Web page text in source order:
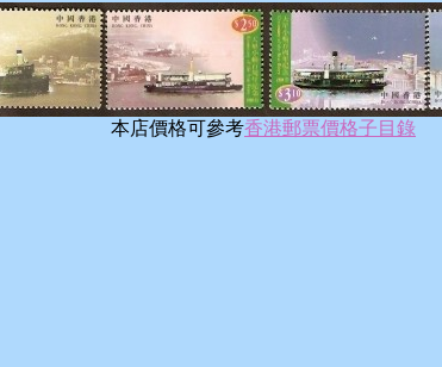
本店價格可參考香港郵票價格子目錄